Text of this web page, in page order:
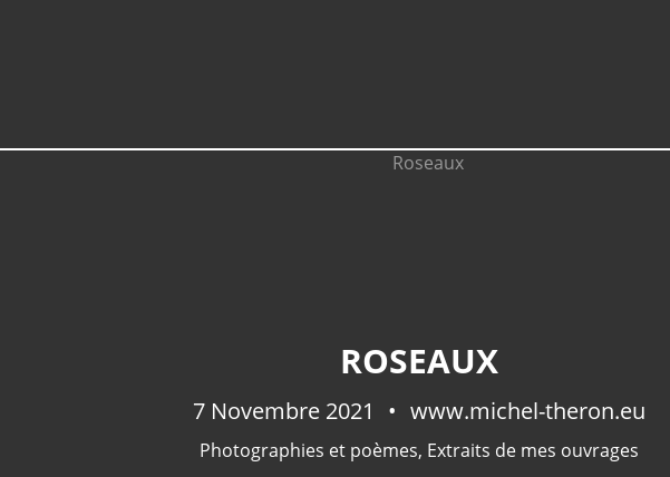
ROSEAUX
7 Novembre 2021 www.michel-theron.eu
Photographies et poèmes, Extraits de mes ouvrages